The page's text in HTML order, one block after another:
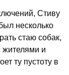
Стиву
несколько
стаю собак,
жителями и
ту пустоту в